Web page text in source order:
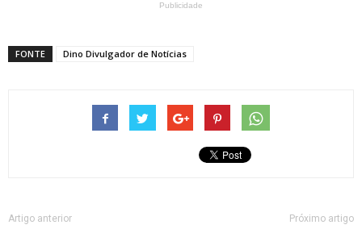
Publicidade
FONTE Dino Divulgador de Notícias
Artigo anterior Próximo artigo